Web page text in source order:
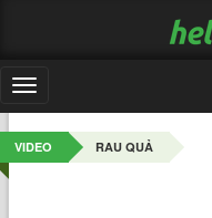
Toggle
navigation
VIDEO RAU QUẢ